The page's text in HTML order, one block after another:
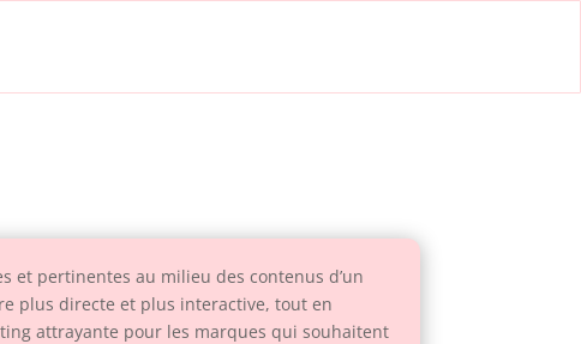
et pertinentes au milieu des contenus d’un
plus directe et plus interactive, tout en
attrayante pour les marques qui souhaitent